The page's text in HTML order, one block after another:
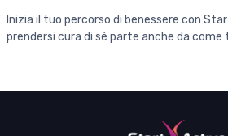
Inizia il tuo percorso di benessere con
prendersi cura di sé parte anche da